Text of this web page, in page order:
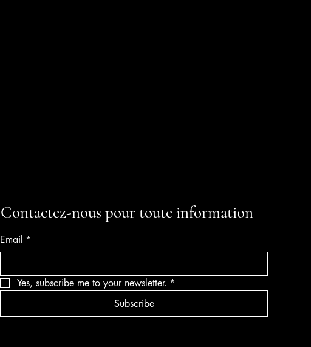
Contactez-nous pour toute information
Email *
Yes, subscribe me to your newsletter. *
Subscribe